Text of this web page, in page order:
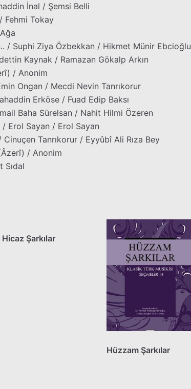
İnal / Şemsi Belli
Fehmi Tokay
/ Suphi Ziya Özbekkan / Hikmet Münir Ebcioğlu
Kaynak / Ramazan Gökalp Arkın
/ Anonim
Ongan / Mecdi Nevin Tanrıkorur
Erköse / Fuad Edip Baksı
Baha Sürelsan / Nahit Hilmi Özeren
/ Erol Sayan / Erol Sayan
Cinuçen Tanrıkorur / Eyyûbî Ali Rıza Bey
/ Anonim
Sıdal
Hicaz Şarkılar
Hüzzam Şarkılar